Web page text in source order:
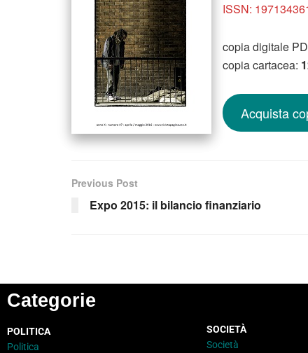
ISSN:
copia digitale
copia cartacea:
Acquista
Previous Post
Expo 2015: il bilancio finanziario
Categorie
POLITICA
Politica
SOCIETÀ
Società